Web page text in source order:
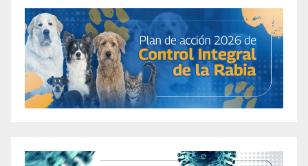
Product
Airy Keto ACV Ingredients Review – The Latest
Research
Airy Keto ACV Ingredients Review – The Latest
Research
Airy Keto Review – Read This Before Buying
and Better Sleep?